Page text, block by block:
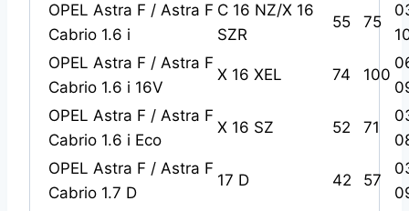
OPEL Astra F / Astra F
Cabrio 1.6 i
C 16 NZ/X 16
SZR
55 75
OPEL Astra F / Astra F
Cabrio 1.6 i 16V
X 16 XEL 74 100
OPEL Astra F / Astra F
Cabrio 1.6 i Eco
X 16 SZ 52 71
OPEL Astra F / Astra F
Cabrio 1.7 D
17 D 42 57